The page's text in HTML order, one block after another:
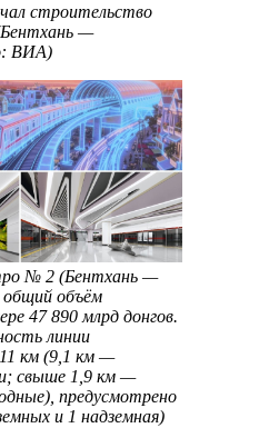
строительство
—
ВИА)
№ 2 (Бентхань —
объём
47 890 млрд донгов.
линии
км (9,1 км —
свыше 1,9 км —
предусмотрено
и 1 надземная)